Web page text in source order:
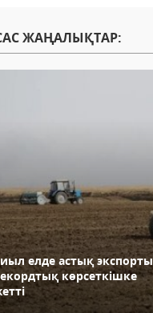
ЖАҢАЛЫҚТАР:
елде астық экспорты
көрсеткішке